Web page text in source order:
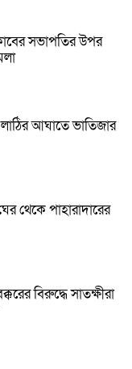
সভাপতির উপর
আঘাতে ভাতিজার
থেকে পাহারাদারের
বিরুদ্ধে সাতক্ষীরা